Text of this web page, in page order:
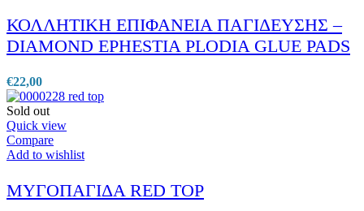
ΚΟΛΛΗΤΙΚΗ ΕΠΙΦΑΝΕΙΑ ΠΑΓΙΔΕΥΣΗΣ –
DIAMOND EPHESTIA PLODIA GLUE PADS
€22,00
Sold out
Quick view
Compare
Add to wishlist
ΜΥΓΟΠΑΓΙΔΑ RED TOP